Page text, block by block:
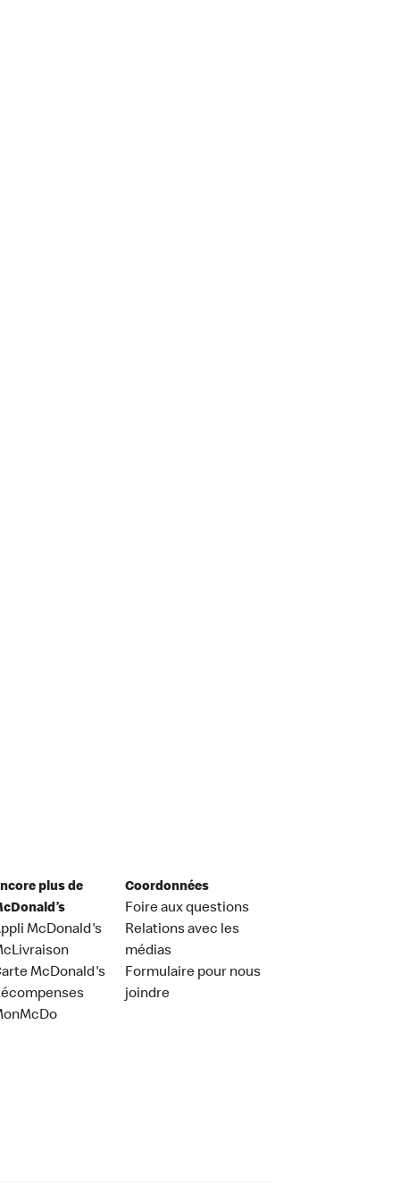
plus de
McDonald's
McDonald's
Coordonnées
Foire aux questions
Relations avec les
médias
Formulaire pour nous
joindre